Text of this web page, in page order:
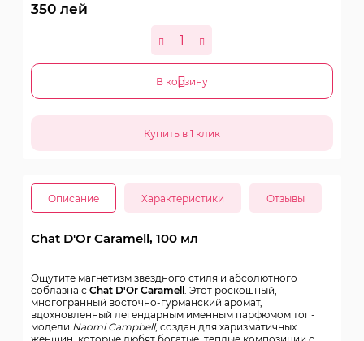
350 лей
В корзину
Описание Характеристики Отзывы
Chat D'Or Caramell, 100 мл
Ощутите магнетизм звездного стиля и абсолютного
соблазна с Chat D'Or Caramell . Этот роскошный,
многогранный восточно-гурманский аромат,
вдохновленный легендарным именным парфюмом топ-
модели Naomi Campbell, создан для харизматичных